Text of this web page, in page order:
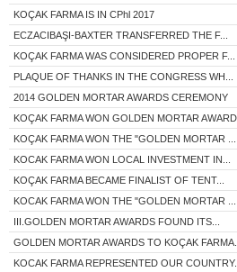
KOÇAK FARMA IS IN CPhl 2017
ECZACIBAŞI-BAXTER TRANSFERRED THE F...
KOÇAK FARMA WAS CONSIDERED PROPER F...
PLAQUE OF THANKS IN THE CONGRESS WH...
2014 GOLDEN MORTAR AWARDS CEREMONY
KOÇAK FARMA WON GOLDEN MORTAR
KOÇAK FARMA WON THE "GOLDEN MORTAR ...
KOCAK FARMA WON LOCAL INVESTMENT IN...
KOÇAK FARMA BECAME FINALIST OF TENT...
KOCAK FARMA WON THE "GOLDEN MORTAR ...
III.GOLDEN MORTAR AWARDS FOUND ITS...
GOLDEN MORTAR AWARDS TO KOÇAK FARMA...
KOCAK FARMA REPRESENTED OUR COUNTRY...